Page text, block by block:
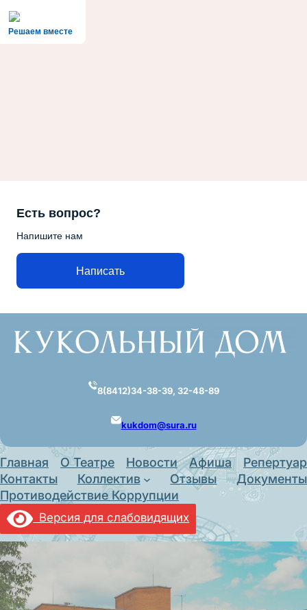
Решаем вместе
Есть вопрос?
Напишите нам
Написать
содержимому
8(8412)34-38-39, 32-48-89
kukdom@sura.ru
Главная О Театре Новости Афиша
Репертуар
Контакты
Коллектив Отзывы
Документы
Противодействие Коррупции
Версия для слабовидящих